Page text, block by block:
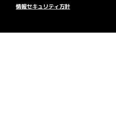
情報セキュリティ方針